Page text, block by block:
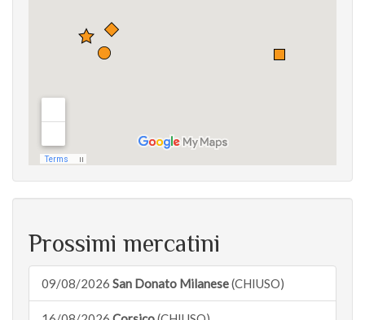
Prossimi mercatini
09/08/2026 San Donato Milanese(CHIUSO)